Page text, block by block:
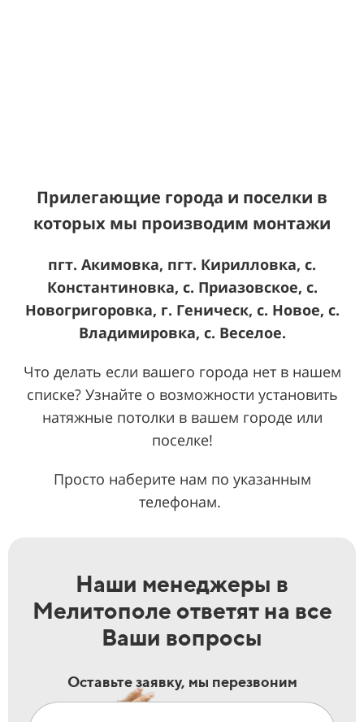
Прилегающие города и поселки в
которых мы производим монтажи
пгт. Акимовка, пгт. Кирилловка, с.
Константиновка, с. Приазовское, с.
Новогригоровка, г. Геническ, с. Новое, с.
Владимировка, с. Веселое.
Что делать если вашего города нет в нашем
списке? Узнайте о возможности установить
натяжные потолки в вашем городе или
поселке!
Просто наберите нам по указанным
телефонам.
Наши менеджеры в
Мелитополе ответят на все
Ваши вопросы
Оставьте заявку, мы перезвоним